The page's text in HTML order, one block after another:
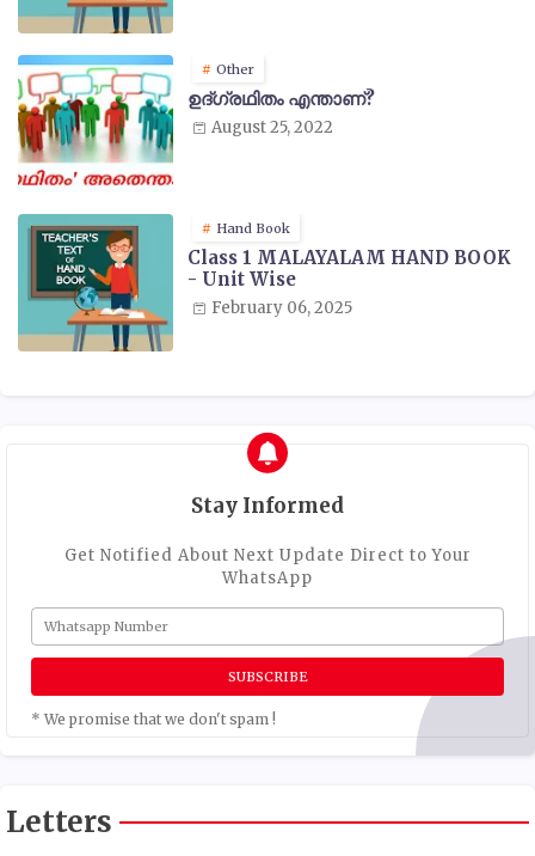
Other
ഉദ്ഗ്രഥിതം എന്താണ്?
August 25, 2022
Hand Book
Class 1 MALAYALAM HAND BOOK
- Unit Wise
February 06, 2025
Stay Informed
Get Notified About Next Update Direct to Your
WhatsApp
* We promise that we don't spam !
Letters